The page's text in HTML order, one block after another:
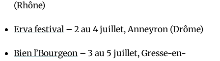
(Rhône)
Erva festival – 2 au 4 juillet, Anneyron (Drôme)
Bien l’Bourgeon – 3 au 5 juillet, Gresse-en-